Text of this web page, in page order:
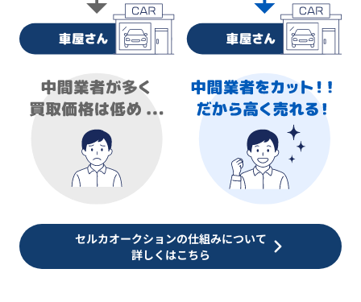
セルカオークションの仕組みについて
詳しくはこちら